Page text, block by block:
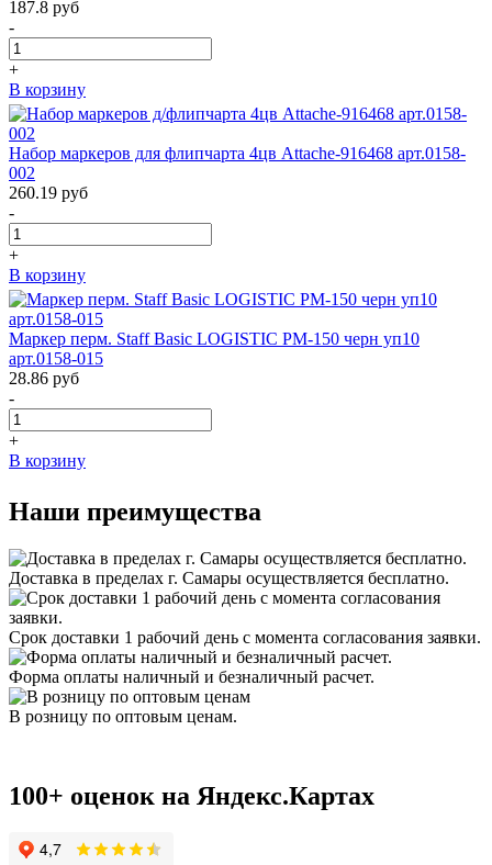
187.8 руб
-
+
В корзину
Набор маркеров для флипчарта 4цв Attache-916468 арт.0158-
002
260.19 руб
-
+
В корзину
Маркер перм. Staff Basic LOGISTIC PM-150 черн уп10
арт.0158-015
28.86 руб
-
+
В корзину
Наши преимущества
Доставка в пределах г. Самары осуществляется бесплатно.
Срок доставки 1 рабочий день с момента согласования заявки.
Форма оплаты наличный и безналичный расчет.
В розницу по оптовым ценам.
100+ оценок на Яндекс.Картах